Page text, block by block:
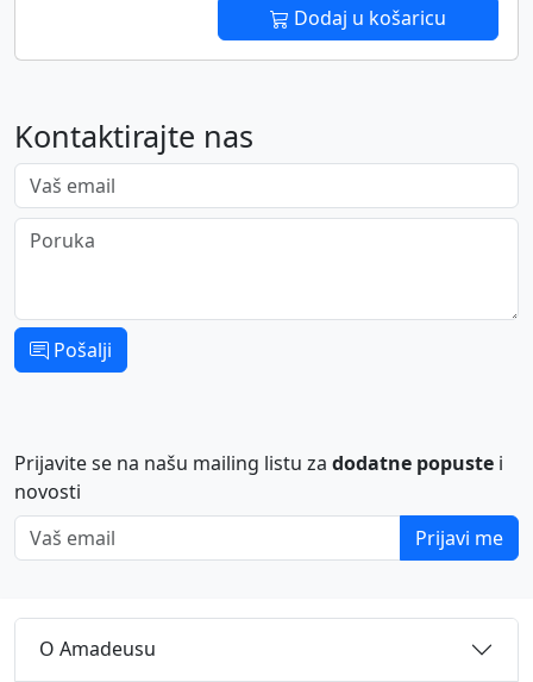
Dodaj u košaricu
Kontaktirajte nas
Vaš email
Poruka
Pošalji
Prijavite se na našu mailing listu za dodatne popuste i
novosti
Vaš email
Prijavi me
O Amadeusu